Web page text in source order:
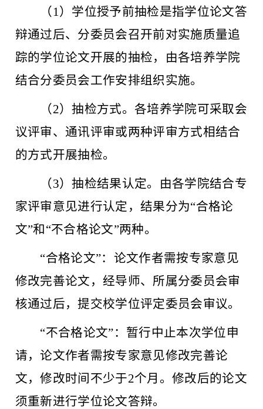
（ 1）学位授予前抽检是指学位论文答
辩通过后、分委员会召开前对实施质量追
踪的学位论文开展的抽检，由各培养学院
结合分委员会工作安排组织实施。
（ 2）抽检方式。各培养学院可采取会
议评审、通讯评审或两种评审方式相结合
的方式开展抽检。
（ 3）抽检结果认定。由各学院结合专
家评审意见进行认定，结果分为“合格论
文”和“不合格论文”两种。
“合格论文”：论文作者需按专家意见
修改完善论文，经导师、所属分委员会审
核通过后，提交校学位评定委员会审议。
“不合格论文”：暂行中止本次学位申
请，论文作者需按专家意见修改完善论
文，修改时间不少于2个月。修改后的论文
须重新进行学位论文答辩。